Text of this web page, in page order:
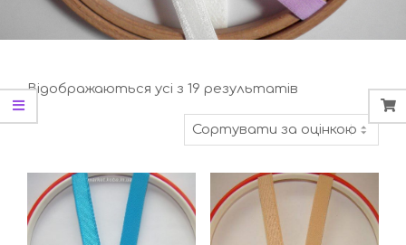
Відображаються усі з 19 результатів Відсортовано
за
середньою